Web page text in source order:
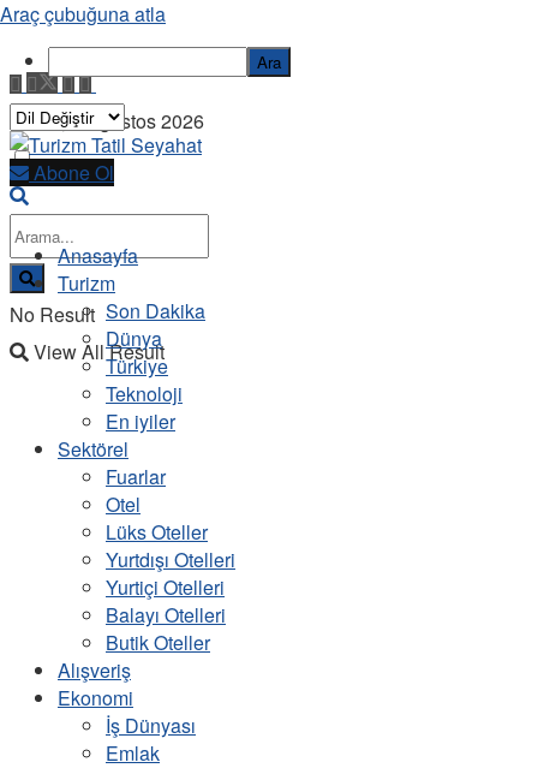
Cuma, 7 Ağustos 2026
No Result
View All Result
Abone Ol
Anasayfa
Turizm
Son Dakika
Dünya
Türkiye
Teknoloji
En iyiler
Sektörel
Fuarlar
Otel
Lüks Oteller
Yurtdışı Otelleri
Yurtiçi Otelleri
Balayı Otelleri
Butik Oteller
Alışveriş
Ekonomi
İş Dünyası
Emlak
Araç çubuğuna atla
Ara